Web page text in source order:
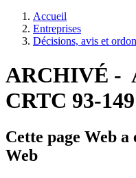
Accueil
Entreprises
Décisions, avis et
ARCHIVÉ -
CRTC 93-149
Cette page Web a
Web